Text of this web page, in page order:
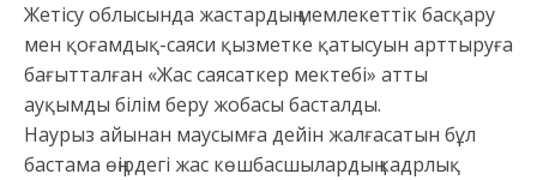
Жетісу облысында жастардың мемлекеттік басқару
мен қоғамдық-саяси қызметке қатысуын арттыруға
бағытталған «Жас саясаткер мектебі» атты
ауқымды білім беру жобасы басталды.
Наурыз айынан маусымға дейін жалғасатын бұл
бастама өңірдегі жас көшбасшылардың кадрлық